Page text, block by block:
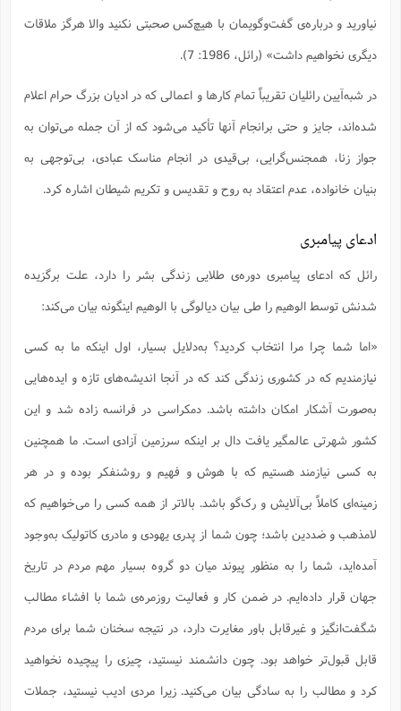
نیاورید و درباره‌ی گفت‌وگویمان با هیچ‌کس صحبتی نکنید والا هرگز ملاقات
دیگری نخواهیم داشت» (رائل، 1986: 7).
در شبه‌آیین رائلیان تقریباً تمام کارها و اعمالی که در ادیان بزرگ حرام اعلام
شده‌اند، جایز و حتی برانجام آنها تأکید می‌شود که از آن جمله می‌توان به
جواز زنا، همجنس‌گرایی، بی‌قیدی در انجام مناسک عبادی، بی‌توجهی به
بنیان خانواده، عدم اعتقاد به روح و تقدیس و تکریم شیطان اشاره کرد.
ادعای پیامبری
رائل که ادعای پیامبری دوره‌ی طلایی زندگی بشر را دارد، علت برگزیده
شدنش توسط الوهیم را طی بیان دیالوگی با الوهیم اینگونه بیان می‌کند:
«اما شما چرا مرا انتخاب کردید؟ به‌دلایل بسیار، اول اینکه ما به کسی
نیازمندیم که در کشوری زندگی کند که در آنجا اندیشه‌های تازه و ایده‌هایی
به‌صورت آشکار امکان داشته باشد. دمکراسی در فرانسه زاده شد و این
کشور شهرتی عالمگیر یافت دال بر اینکه سرزمین آزادی است. ما همچنین
به کسی نیازمند هستیم که با هوش و فهیم و روشنفکر بوده و در هر
زمینه‌ای کاملاً بی‌آلایش و رک‌گو باشد. بالاتر از همه کسی را می‌خواهیم که
لامذهب و ضددین باشد؛ چون شما از پدری یهودی و مادری کاتولیک به‌وجود
آمده‌اید، شما را به منظور پیوند میان دو گروه بسیار مهم مردم در تاریخ
جهان قرار داده‌ایم. در ضمن کار و فعالیت روزمره‌ی شما با افشاء مطالب
شگفت‌انگیز و غیرقابل باور مغایرت دارد، در نتیجه سخنان شما برای مردم
قابل قبول‌تر خواهد بود. چون دانشمند نیستید، چیزی را پیچیده نخواهید
کرد و مطالب را به سادگی بیان می‌کنید. زیرا مردی ادیب نیستید، جملات